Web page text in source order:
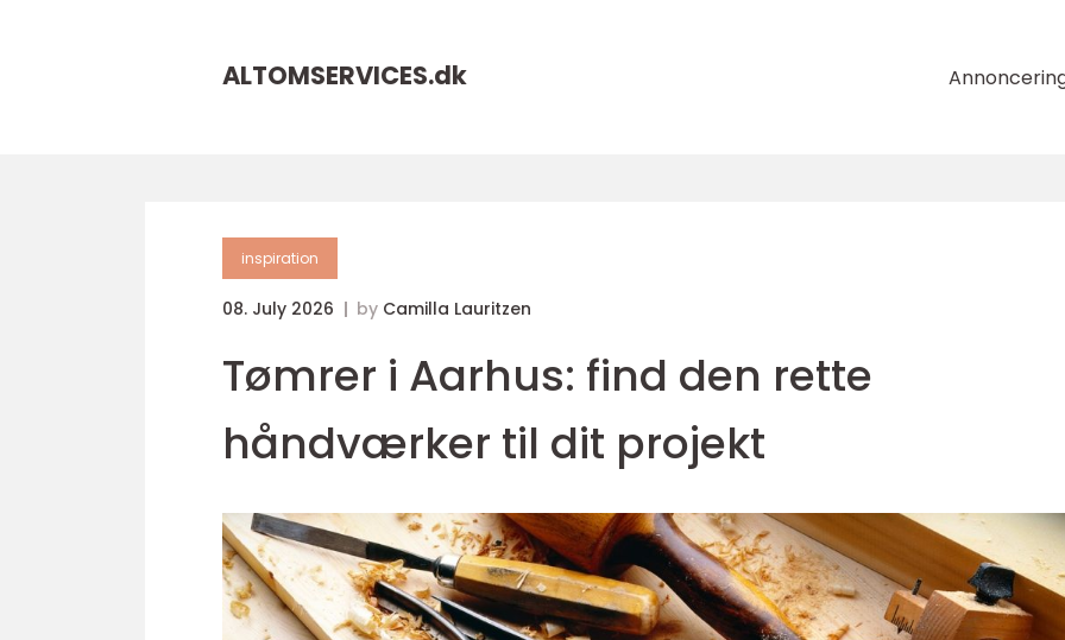
ALTOMSERVICES.dk
inspiration
08. July 2026 by Camilla Lauritzen
Tømrer i Aarhus: find den rette
håndværker til dit projekt